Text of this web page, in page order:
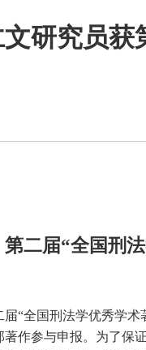
研究员获
第二届“全国刑
“全国刑法学优秀学
作参与申报。为了保